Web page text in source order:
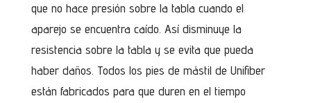
que no hace presión sobre la tabla cuando el
aparejo se encuentra caído. Así disminuye la
resistencia sobre la tabla y se evita que pueda
haber daños. Todos los pies de mástil de Unifiber
están fabricados para que duren en el tiempo